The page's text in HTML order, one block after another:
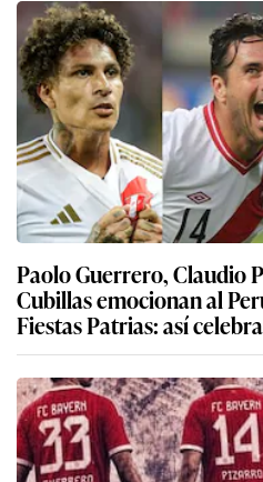
Paolo Guerrero, Claudio
Cubillas emocionan al
Fiestas Patrias: así